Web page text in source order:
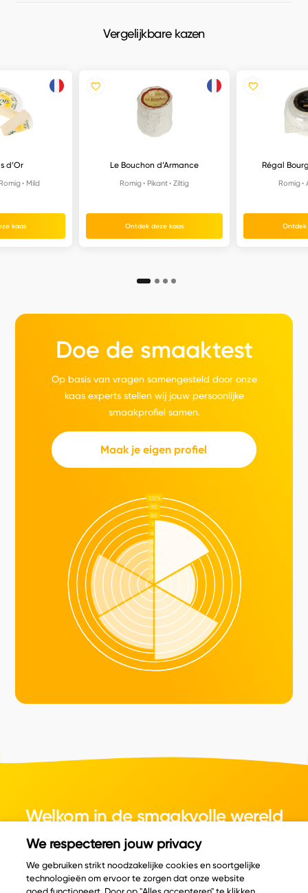
Vergelijkbare kazen
d’Or
Mild
kaas
Le Bouchon d’Armance
Romig Pikant Ziltig
Ontdek deze kaas
Régal
Romig
Ontdek
Doe de smaaktest
Op basis van vragen samengesteld door onze
kaas experts stellen wij jouw persoonlijke
smaakprofiel samen.
Maak je eigen profiel
Welkom in de smaakvolle wereld
van kaas.
We respecteren jouw privacy
We gebruiken strikt noodzakelijke cookies en soortgelijke
technologieën om ervoor te zorgen dat onze website